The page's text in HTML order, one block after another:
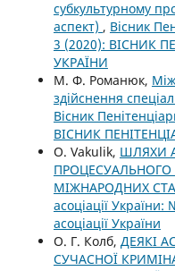
субкультурному
аспект) , Вісник
3 (2020): ВІСНИК
УКРАЇНИ
М. Ф. Романюк,
здійснення
Вісник
ВІСНИК
O. Vakulik, ШЛЯХИ
ПРОЦЕСУАЛЬНОГО
МІЖНАРОДНИХ
асоціації
асоціації України
О. Г. Колб, ДЕЯКІ
СУЧАСНОЇ